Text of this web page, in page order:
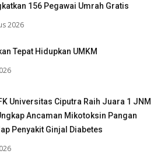
156 Pegawai Umrah Gratis
2026
Tepat Hidupkan UMKM
Universitas Ciputra Raih Juara 1 JNM
Ancaman Mikotoksin Pangan
Penyakit Ginjal Diabetes